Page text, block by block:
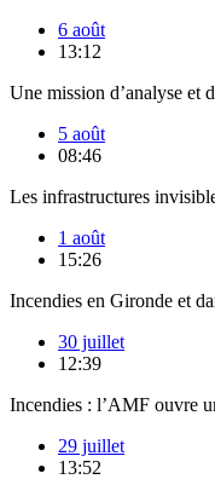
6 août
13:12
Une mission d’analyse et
5 août
08:46
Les infrastructures
1 août
15:26
Incendies en Gironde et
30 juillet
12:39
Incendies : l’AMF ouvre
29 juillet
13:52